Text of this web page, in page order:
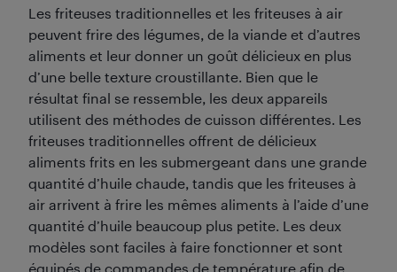
Les friteuses traditionnelles et les friteuses à air
peuvent frire des légumes, de la viande et d’autres
aliments et leur donner un goût délicieux en plus
d’une belle texture croustillante. Bien que le
résultat final se ressemble, les deux appareils
utilisent des méthodes de cuisson différentes. Les
friteuses traditionnelles offrent de délicieux
aliments frits en les submergeant dans une grande
quantité d’huile chaude, tandis que les friteuses à
air arrivent à frire les mêmes aliments à l’aide d’une
quantité d’huile beaucoup plus petite. Les deux
modèles sont faciles à faire fonctionner et sont
équipés de commandes de température afin de